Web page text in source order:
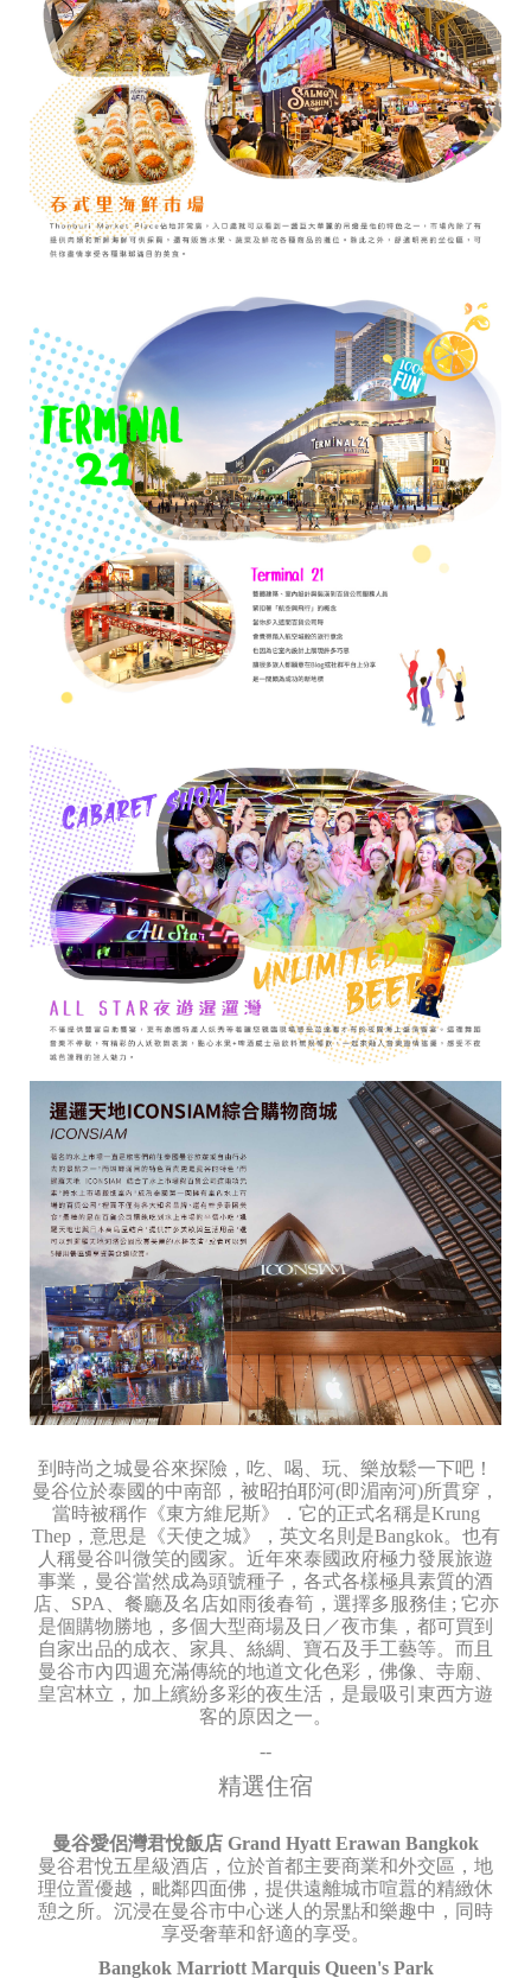
到時尚之城曼谷來探險，吃、喝、玩、樂放鬆一下吧！
曼谷位於泰國的中南部，被昭拍耶河(即湄南河)所貫穿，
當時被稱作《東方維尼斯》．它的正式名稱是Krung
Thep，意思是《天使之城》，英文名則是Bangkok。也有
人稱曼谷叫微笑的國家。近年來泰國政府極力發展旅遊
事業，曼谷當然成為頭號種子，各式各樣極具素質的酒
店、SPA、餐廳及名店如雨後春筍，選擇多服務佳 ; 它亦
是個購物勝地，多個大型商場及日／夜市集，都可買到
自家出品的成衣、家具、絲綢、寶石及手工藝等。而且
曼谷市內四週充滿傳統的地道文化色彩，佛像、寺廟、
皇宮林立，加上繽紛多彩的夜生活，是最吸引東西方遊
客的原因之一。
--
精選住宿
曼谷愛侶灣君悅飯店 Grand Hyatt Erawan Bangkok
曼谷君悅五星級酒店，位於首都主要商業和外交區，地
理位置優越，毗鄰四面佛，提供遠離城市喧囂的精緻休
憩之所。沉浸在曼谷市中心迷人的景點和樂趣中，同時
享受奢華和舒適的享受。
Bangkok Marriott Marquis Queen's Park